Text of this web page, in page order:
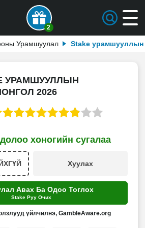
2
Урамшуулал Stake урамшууллын
УРАМШУУЛЛЫН
2026
хоногийн сугалаа
Хуулах
Авах Ба Одоо Тоглох
Stake Руу Очих
үйлчилнэ, GambleAware.org